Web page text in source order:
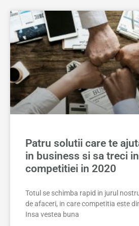
Patru solutii care te
in business si sa treci
competitiei in 2020
Totul se schimba rapid in jurul
de afaceri, in care competitia este
Insa vestea buna